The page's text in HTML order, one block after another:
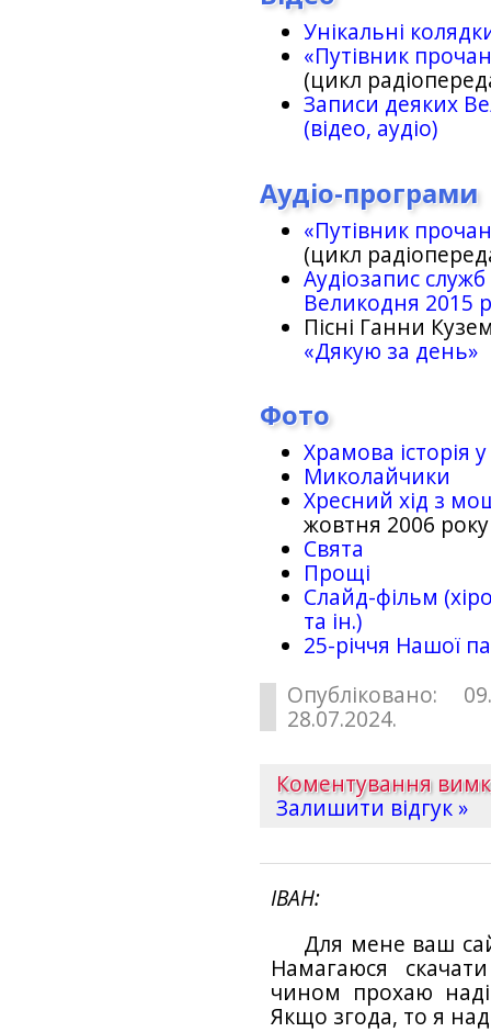
Унікальні
«Путівник
(цикл
Записи деяких
(відео, аудіо)
Аудіо-програми
«Путівник
(цикл
Аудіозапис
Великодня 2015
Пісні Ганни
«Дякую за день»
Фото
Храмова історія
Миколайчики
Хресний хід з
жовтня 2006 року
Свята
Прощі
Слайд-фільм
та ін.)
25-рiччя Нашої
Опубліковано:
28.07.2024.
Коментування
Залишити відгук »
ІВАН
Для мене ваш
Намагаюся
чином прохаю
Якщо згода, то я